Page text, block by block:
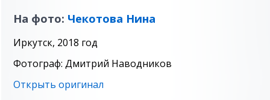
На фото: Чекотова Нина
Иркутск, 2018 год
Фотограф: Дмитрий Наводников
Открыть оригинал